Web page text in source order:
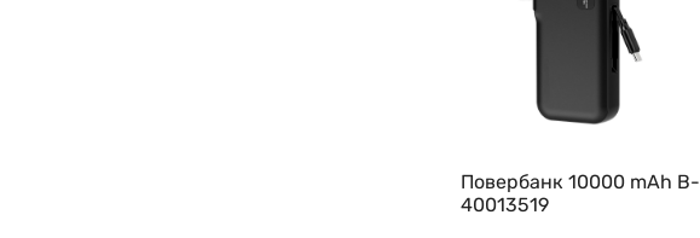
Повербанк 10000 mAh B-
40013519